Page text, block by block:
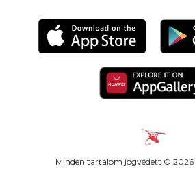
Minden tartalom jogvédett © 2026